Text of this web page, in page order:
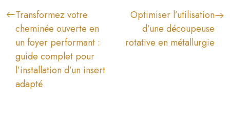
Transformez votre
cheminée ouverte en
un foyer performant :
guide complet pour
l’installation d’un insert
adapté
Optimiser l’utilisation
d’une découpeuse
rotative en métallurgie